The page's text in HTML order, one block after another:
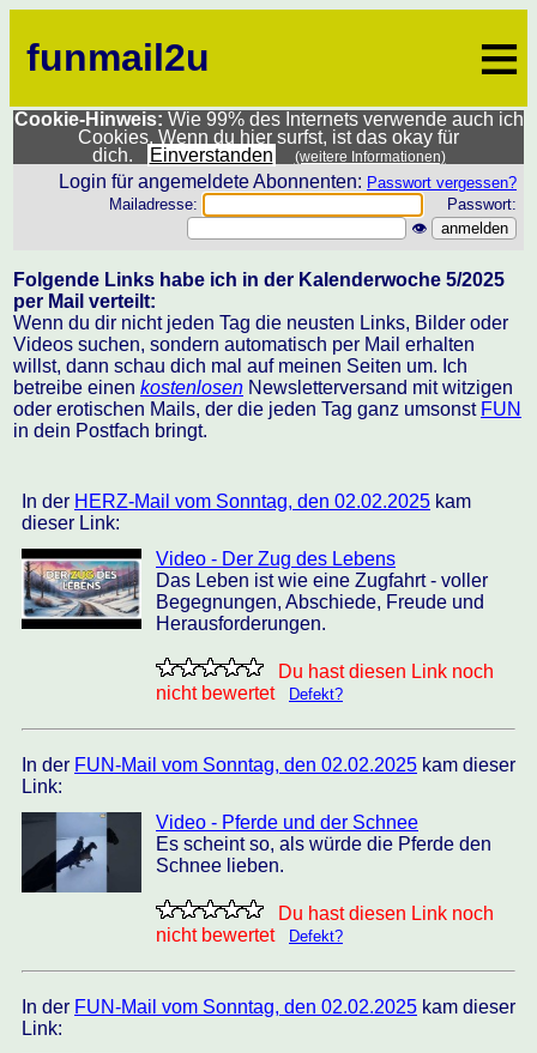
funmail2u ≡
Cookie-Hinweis: Wie 99% des Internets verwende auch ich
Cookies. Wenn du hier surfst, ist das okay für
dich.
Einverstanden (weitere Informationen)
Login für angemeldete Abonnenten: Passwort vergessen?
Mailadresse:
Passwort:
👁
Folgende Links habe ich in der Kalenderwoche 5/2025
per Mail verteilt:
Wenn du dir nicht jeden Tag die neusten Links, Bilder oder
Videos suchen, sondern automatisch per Mail erhalten
willst, dann schau dich mal auf meinen Seiten um. Ich
betreibe einen kostenlosen Newsletterversand mit witzigen
oder erotischen Mails, der die jeden Tag ganz umsonst FUN
in dein Postfach bringt.
In der HERZ-Mail vom Sonntag, den 02.02.2025 kam
dieser Link:
Video - Der Zug des Lebens
Das Leben ist wie eine Zugfahrt - voller
Begegnungen, Abschiede, Freude und
Herausforderungen.
Du hast diesen Link noch
nicht bewertet
Defekt?
In der FUN-Mail vom Sonntag, den 02.02.2025 kam dieser
Link:
Video - Pferde und der Schnee
Es scheint so, als würde die Pferde den
Schnee lieben.
Du hast diesen Link noch
nicht bewertet
Defekt?
In der FUN-Mail vom Sonntag, den 02.02.2025 kam dieser
Link: